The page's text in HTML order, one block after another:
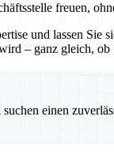
freuen,
und lassen
– ganz gleich, ob
einen